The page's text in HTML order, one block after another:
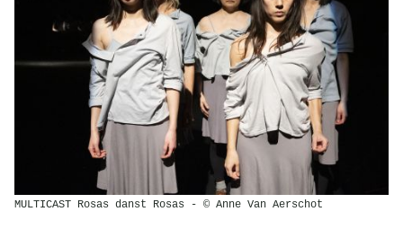
MULTICAST Rosas danst Rosas - © Anne Van Aerschot